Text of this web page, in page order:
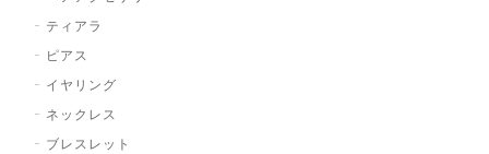
ティアラ
ピアス
イヤリング
ネックレス
ブレスレット